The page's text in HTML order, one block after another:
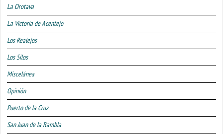
La Orotava
La Victoria de Acentejo
Los Realejos
Los Silos
Miscelánea
Opinión
Puerto de la Cruz
San Juan de la Rambla